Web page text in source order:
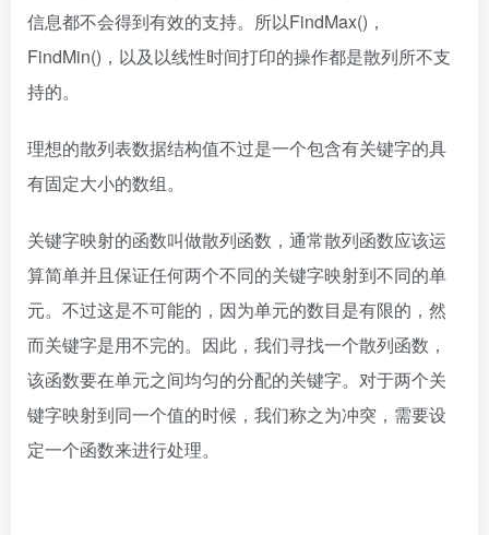
信息都不会得到有效的支持。所以FindMax()，
FindMin()，以及以线性时间打印的操作都是散列所不支
持的。
理想的散列表数据结构值不过是一个包含有关键字的具
有固定大小的数组。
关键字映射的函数叫做散列函数，通常散列函数应该运
算简单并且保证任何两个不同的关键字映射到不同的单
元。不过这是不可能的，因为单元的数目是有限的，然
而关键字是用不完的。因此，我们寻找一个散列函数，
该函数要在单元之间均匀的分配的关键字。对于两个关
键字映射到同一个值的时候，我们称之为冲突，需要设
定一个函数来进行处理。